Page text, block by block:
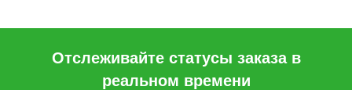
Отслеживайте статусы заказа в
реальном времени